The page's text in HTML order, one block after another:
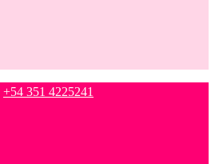
+54 351 4225241